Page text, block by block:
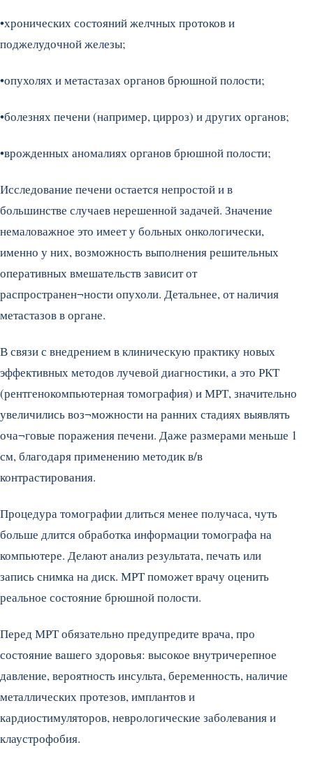
•хронических состояний желчных протоков и
поджелудочной железы;
•опухолях и метастазах органов брюшной полости;
•болезнях печени (например, цирроз) и других органов;
•врожденных аномалиях органов брюшной полости;
Исследование печени остается непростой и в
большинстве случаев нерешенной задачей. Значение
немаловажное это имеет у больных онкологически,
именно у них, возможность выполнения решительных
оперативных вмешательств зависит от
распространен¬ности опухоли. Детальнее, от наличия
метастазов в органе.
В связи с внедрением в клиническую практику новых
эффективных методов лучевой диагностики, а это РКТ
(рентгенокомпьютерная томография) и МРТ, значительно
увеличились воз¬можности на ранних стадиях выявлять
оча¬говые поражения печени. Даже размерами меньше 1
см, благодаря применению методик в/в
контрастирования.
Процедура томографии длиться менее получаса, чуть
больше длится обработка информации томографа на
компьютере. Делают анализ результата, печать или
запись снимка на диск. МРТ поможет врачу оценить
реальное состояние брюшной полости.
Перед МРТ обязательно предупредите врача, про
состояние вашего здоровья: высокое внутричерепное
давление, вероятность инсульта, беременность, наличие
металлических протезов, имплантов и
кардиостимуляторов, неврологические заболевания и
клаустрофобия.